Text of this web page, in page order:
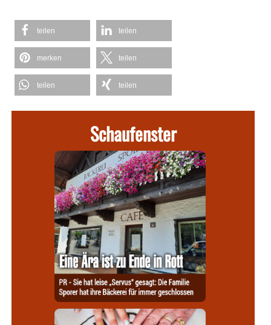
teilen teilen
merken teilen
teilen teilen
Schaufenster